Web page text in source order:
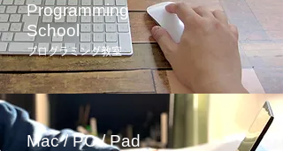
Programming
School
プログラミング教室
Mac / PC / Pad